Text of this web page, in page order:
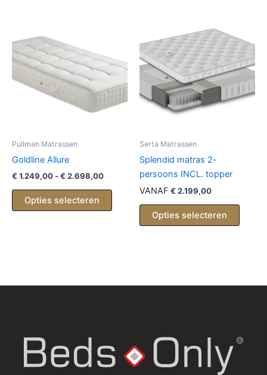
Deze
optie
kan
Pullman Matrassen
Goldline Allure
€ 1.249,00 -€ 2.698,00Prijsklasse:
€ 1.249,00
€ 2.698,00
Opties selecteren
Dit
product
de
productpagina
Serta Matrassen
Splendid matras 2-
persoons INCL. topper
VANAF € 2.199,00
Opties selecteren